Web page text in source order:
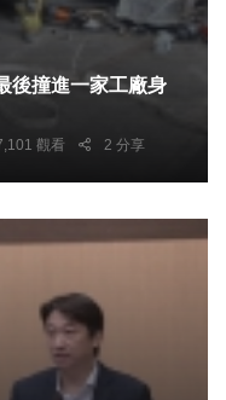
後撞進一家工廠身
觀看 2 分享